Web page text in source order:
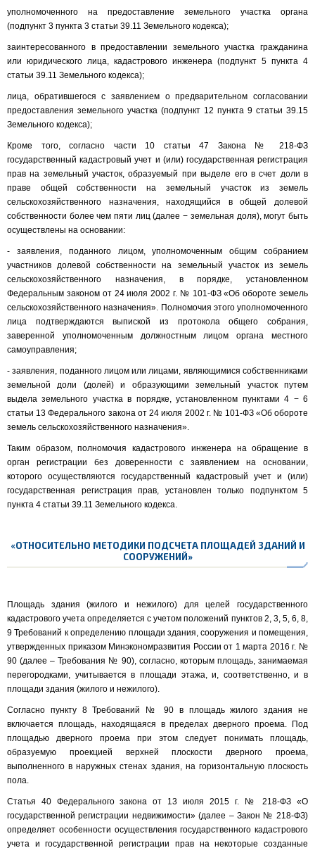
уполномоченного на предоставление земельного участка органа
(подпункт 3 пункта 3 статьи 39.11 Земельного кодекса);
заинтересованного в предоставлении земельного участка гражданина
или юридического лица, кадастрового инженера (подпункт 5 пункта 4
статьи 39.11 Земельного кодекса);
лица, обратившегося с заявлением о предварительном согласовании
предоставления земельного участка (подпункт 12 пункта 9 статьи 39.15
Земельного кодекса);
Кроме того, согласно части 10 статьи 47 Закона № 218-ФЗ
государственный кадастровый учет и (или) государственная регистрация
прав на земельный участок, образуемый при выделе его в счет доли в
праве общей собственности на земельный участок из земель
сельскохозяйственного назначения, находящийся в общей долевой
собственности более чем пяти лиц (далее − земельная доля), могут быть
осуществлены на основании:
- заявления, поданного лицом, уполномоченным общим собранием
участников долевой собственности на земельный участок из земель
сельскохозяйственного назначения, в порядке, установленном
Федеральным законом от 24 июля 2002 г. № 101-ФЗ «Об обороте земель
сельскохозяйственного назначения». Полномочия этого уполномоченного
лица подтверждаются выпиской из протокола общего собрания,
заверенной уполномоченным должностным лицом органа местного
самоуправления;
- заявления, поданного лицом или лицами, являющимися собственниками
земельной доли (долей) и образующими земельный участок путем
выдела земельного участка в порядке, установленном пунктами 4 − 6
статьи 13 Федерального закона от 24 июля 2002 г. № 101-ФЗ «Об обороте
земель сельскохозяйственного назначения».
Таким образом, полномочия кадастрового инженера на обращение в
орган регистрации без доверенности с заявлением на основании,
которого осуществляются государственный кадастровый учет и (или)
государственная регистрация прав, установлен только подпунктом 5
пункта 4 статьи 39.11 Земельного кодекса.
«ОТНОСИТЕЛЬНО МЕТОДИКИ ПОДСЧЕТА ПЛОЩАДЕЙ ЗДАНИЙ И
СООРУЖЕНИЙ»
Площадь здания (жилого и нежилого) для целей государственного
кадастрового учета определяется c учетом положений пунктов 2, 3, 5, 6, 8,
9 Требований к определению площади здания, сооружения и помещения,
утвержденных приказом Минэкономразвития России от 1 марта 2016 г. №
90 (далее – Требования № 90), согласно, которым площадь, занимаемая
перегородками, учитывается в площади этажа, и, соответственно, и в
площади здания (жилого и нежилого).
Согласно пункту 8 Требований № 90 в площадь жилого здания не
включается площадь, находящаяся в пределах дверного проема. Под
площадью дверного проема при этом следует понимать площадь,
образуемую проекцией верхней плоскости дверного проема,
выполненного в наружных стенах здания, на горизонтальную плоскость
пола.
Статья 40 Федерального закона от 13 июля 2015 г. № 218-ФЗ «О
государственной регистрации недвижимости» (далее – Закон № 218-ФЗ)
определяет особенности осуществления государственного кадастрового
учета и государственной регистрации прав на некоторые созданные